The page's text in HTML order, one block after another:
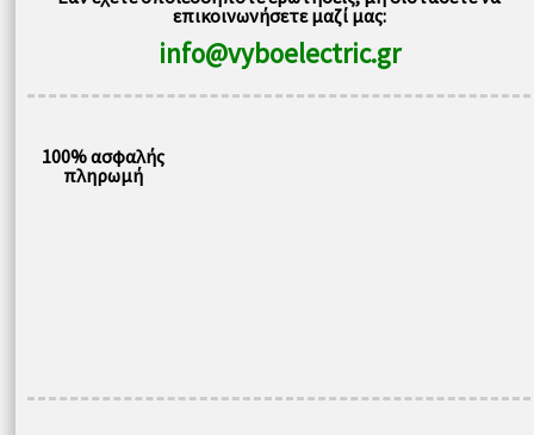
επικοινωνήσετε μαζί μας:
info@vyboelectric.gr
100% ασφαλής
πληρωμή